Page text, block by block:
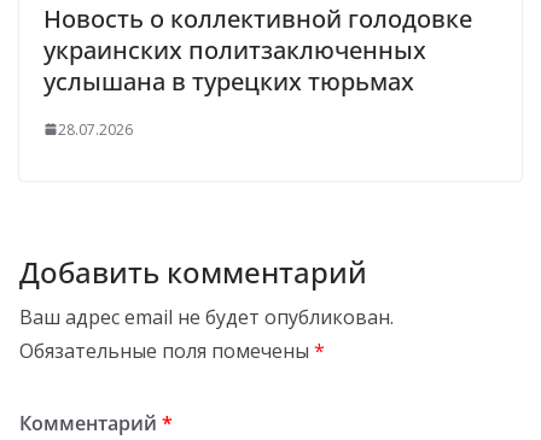
Новость о коллективной голодовке
украинских политзаключенных
услышана в турецких тюрьмах
28.07.2026
Добавить комментарий
Ваш адрес email не будет опубликован.
Обязательные поля помечены *
Комментарий *